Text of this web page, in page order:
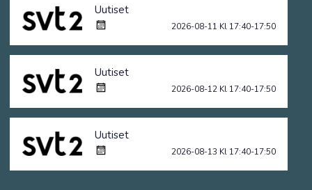
Uutiset
2026-08-11 Kl 17:40-17:50
Uutiset
2026-08-12 Kl 17:40-17:50
Uutiset
2026-08-13 Kl 17:40-17:50